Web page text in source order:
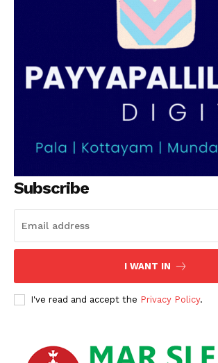
PALA VISION
Subscribe
I WANT IN
I've read and accept the Privacy Policy.